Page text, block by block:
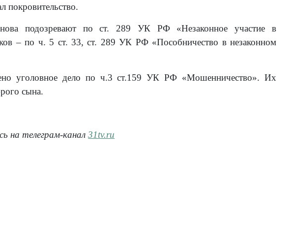
покровительство.
подозревают по ст. 289 УК РФ «Незаконное участие в
– по ч. 5 ст. 33, ст. 289 УК РФ «Пособничество в незаконном
уголовное дело по ч.3 ст.159 УК РФ «Мошенничество». Их
сына.
на телеграм-канал31tv.ru